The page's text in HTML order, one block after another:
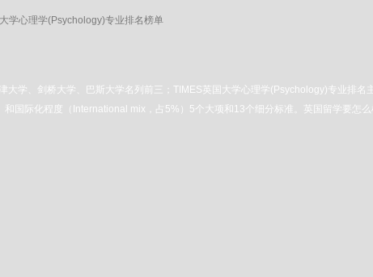
学心理学(Psychology)专业排名榜单
学、剑桥大学、巴斯大学名列前三；TIMES英国大学心理学(Psychology)专业排
国际化程度（International mix，占5%）5个大项和13个细分标准。英国留学要怎